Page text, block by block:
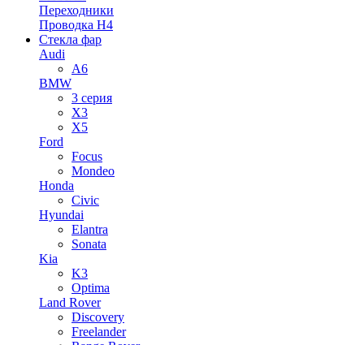
Переходники
Проводка H4
Стекла фар
Audi
A6
BMW
3 серия
X3
X5
Ford
Focus
Mondeo
Honda
Civic
Hyundai
Elantra
Sonata
Kia
K3
Optima
Land Rover
Discovery
Freelander